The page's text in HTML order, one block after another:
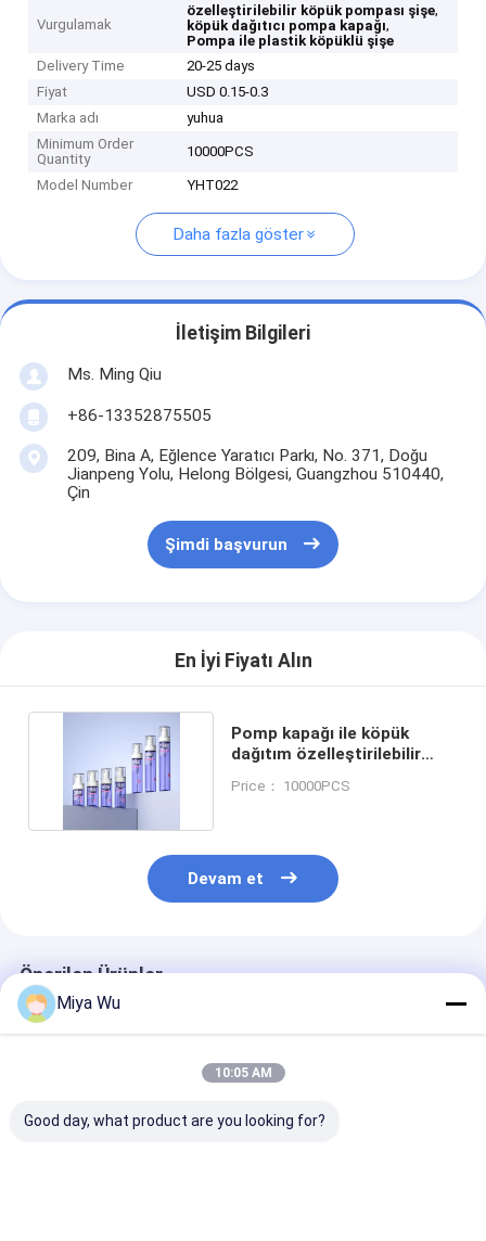
Vurgulamak
özelleştirilebilir köpük pompası şişe,
köpük dağıtıcı pompa kapağı,
Pompa ile plastik köpüklü şişe
Delivery Time
20-25 days
Fiyat
USD 0.15-0.3
Marka adı
yuhua
Minimum Order
Quantity
10000PCS
Model Number YHT022
Daha fazla göster
İletişim Bilgileri
Ms. Ming Qiu
+86-13352875505
209, Bina A, Eğlence Yaratıcı Parkı, No. 371, Doğu
Jianpeng Yolu, Helong Bölgesi, Guangzhou 510440,
Çin
Şimdi başvurun
En İyi Fiyatı Alın
Pomp kapağı ile köpük
dağıtım özelleştirilebilir
Price： 10000PCS
Devam et
Önerilen Ürünler
Miya Wu
10:05 AM
Good day, what product are you looking for?